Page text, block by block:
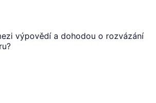
výpovědí a dohodou o rozvázání